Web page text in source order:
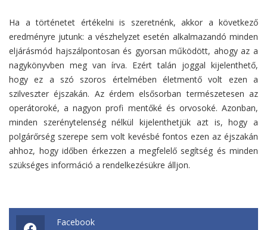
Ha a történetet értékelni is szeretnénk, akkor a következő
eredményre jutunk: a vészhelyzet esetén alkalmazandó minden
eljárásmód hajszálpontosan és gyorsan működött, ahogy az a
nagykönyvben meg van írva. Ezért talán joggal kijelenthető,
hogy ez a szó szoros értelmében életmentő volt ezen a
szilveszter éjszakán. Az érdem elsősorban természetesen az
operátoroké, a nagyon profi mentőké és orvosoké. Azonban,
minden szerénytelenség nélkül kijelenthetjük azt is, hogy a
polgárőrség szerepe sem volt kevésbé fontos ezen az éjszakán
ahhoz, hogy időben érkezzen a megfelelő segítség és minden
szükséges információ a rendelkezésükre álljon.
Facebook